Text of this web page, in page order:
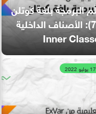
البرمجة بلغة كوتلن
(70): الأصناف الداخلية
Inner